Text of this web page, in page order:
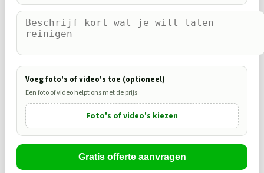
Voeg foto's of video's toe (optioneel)
Een foto of video helpt ons met de prijs
Foto's of video's kiezen
Gratis offerte aanvragen